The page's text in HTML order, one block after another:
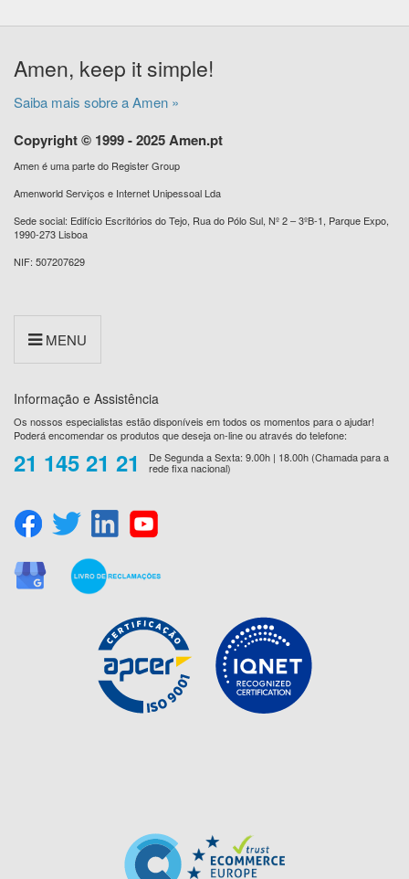
Amen, keep it simple!
Saiba mais sobre a Amen »
Copyright © 1999 - 2025 Amen.pt
Amen é uma parte do Register Group
Amenworld Serviços e Internet Unipessoal Lda
Sede social: Edifício Escritórios do Tejo, Rua do Pólo Sul, Nº 2 – 3ºB-1, Parque Expo,
1990-273 Lisboa
NIF: 507207629
MENU
Informação e Assistência
Os nossos especialistas estão disponíveis em todos os momentos para o ajudar!
Poderá encomendar os produtos que deseja on-line ou através do telefone:
21 145 21 21 De Segunda a Sexta: 9.00h | 18.00h (Chamada para a
rede fixa nacional)